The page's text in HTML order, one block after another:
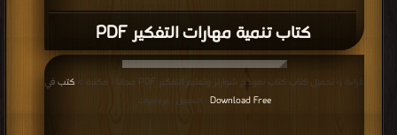
كتاب تنمية مهارات التفكير PDF
قراءة و تحميل كتاب كتاب نموذج شوارتز وتعليم التفكير PDF مجانا | مكتبة >
كتب في
Download Free
| التحميل : مرة/مرات